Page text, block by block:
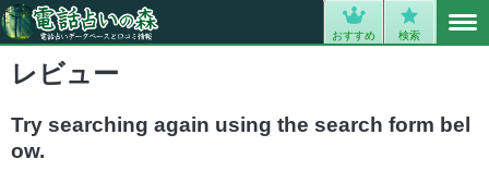
おすすめ 検索
レビュー
Try searching again using the search form bel
ow.